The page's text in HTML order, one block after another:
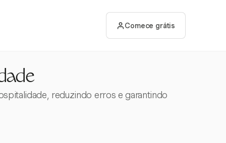
Comece grátis
reduzindo erros e garantindo